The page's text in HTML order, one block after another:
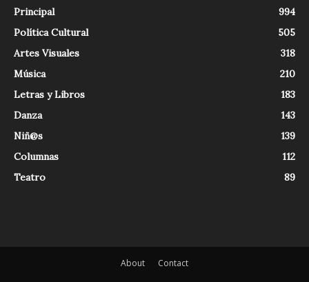
Principal
994
Política Cultural
505
Artes Visuales
318
Música
210
Letras y Libros
183
Danza
143
Niñ@s
139
Columnas
112
Teatro
89
About Contact